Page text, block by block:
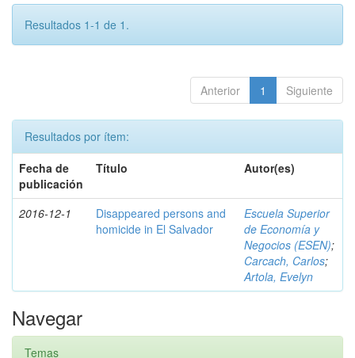
Resultados 1-1 de 1.
Anterior 1 Siguiente
Resultados por ítem:
Fecha de
publicación
Título Autor(es)
2016-12-1
Disappeared persons and
homicide in El Salvador
Escuela Superior
de Economía y
Negocios (ESEN);
Carcach, Carlos;
Artola, Evelyn
Navegar
Temas